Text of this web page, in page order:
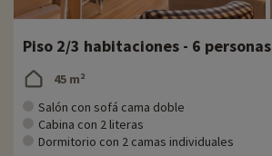
Piso 2/3 habitaciones - 6 personas
45 m²
Salón con sofá cama doble
Cabina con 2 literas
Dormitorio con 2 camas individuales